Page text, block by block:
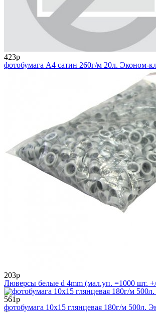
423р
фотобумага А4 сатин 260г/м 20л. Эконом-
203р
Люверсы белые d 4mm (мал.уп. =1000 шт.
561р
фотобумага 10х15 глянцевая 180г/м 500л.